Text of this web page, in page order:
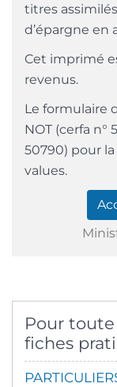
titres
d’épargne en
Cet imprimé
revenus.
Le formulaire
NOT (cerfa n°
50790) pour
values.
Pour
fiches